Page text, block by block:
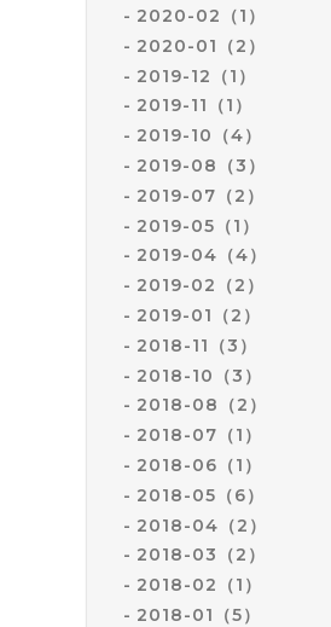
2020-02（1）
2020-01（2）
2019-12（1）
2019-11（1）
2019-10（4）
2019-08（3）
2019-07（2）
2019-05（1）
2019-04（4）
2019-02（2）
2019-01（2）
2018-11（3）
2018-10（3）
2018-08（2）
2018-07（1）
2018-06（1）
2018-05（6）
2018-04（2）
2018-03（2）
2018-02（1）
2018-01（5）